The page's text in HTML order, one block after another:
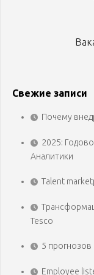
Свежие записи
Почему
2025:
Аналитики
Talent
Tesco
5 прогнозов
Employee